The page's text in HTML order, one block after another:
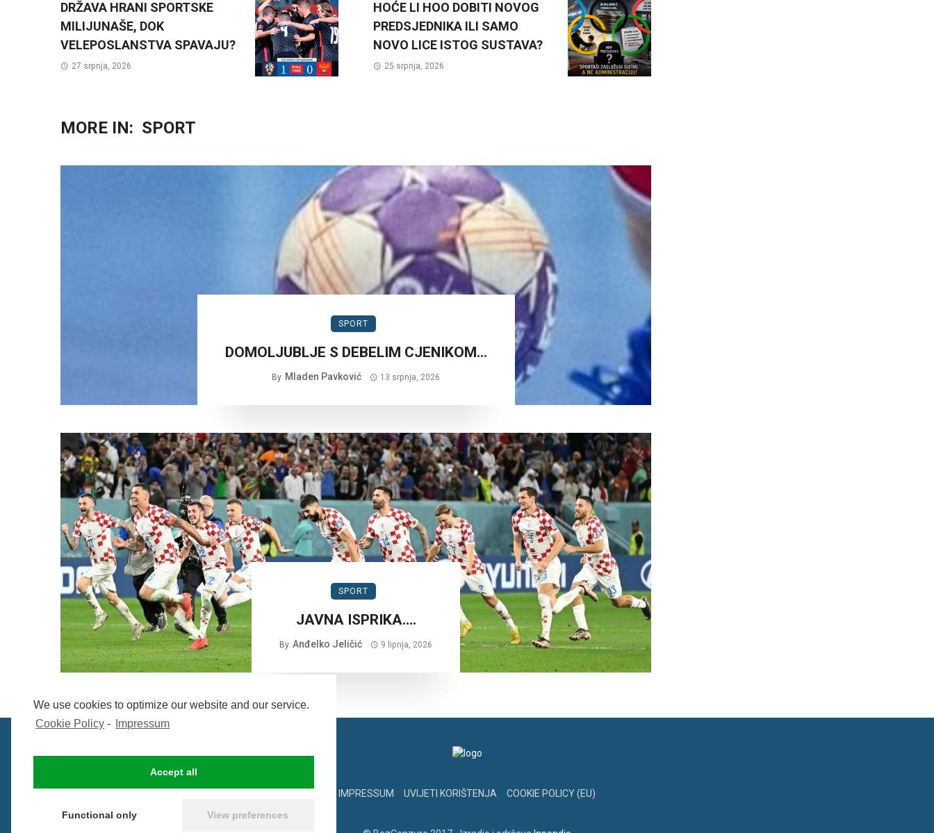
We use cookies to optimize our website and our service.
Cookie Policy - Impressum
Accept all
Functional only View preferences
DRŽAVA HRANI SPORTSKE
MILIJUNAŠE, DOK
VELEPOSLANSTVA SPAVAJU?
27 srpnja, 2026
HOĆE LI HOO DOBITI NOVOG
PREDSJEDNIKA ILI SAMO
NOVO LICE ISTOG SUSTAVA?
25 srpnja, 2026
MORE IN: SPORT
SPORT
DOMOLJUBLJE S DEBELIM CJENIKOM…
By Mladen Pavković 13 srpnja, 2026
SPORT
JAVNA ISPRIKA….
By Anđelko Jeličić 9 lipnja, 2026
IMPRESSUM UVIJETI KORIŠTENJA COOKIE POLICY (EU)